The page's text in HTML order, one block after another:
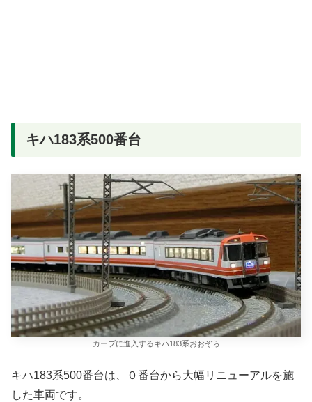
キハ183系500番台
カーブに進入するキハ183系おおぞら
キハ183系500番台は、０番台から大幅リニューアルを施
した車両です。